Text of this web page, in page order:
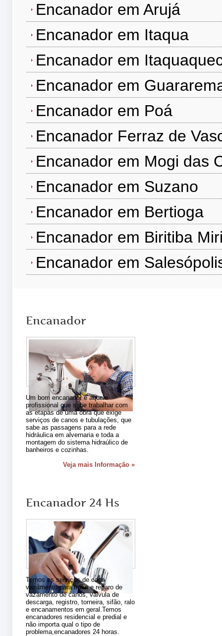
Encanador em Arujá
Encanador em Itaqua
Encanador em
Encanador em
Encanador em Poá
Encanador Ferraz de
Encanador em Mogi das
Encanador em Suzano
Encanador em Bertioga
Encanador em Biritiba
Encanador em
Encanador
Um bom encanador é aquele
profissional que sabe trabalhar com
as etapas de uma obra que exige
serviços de canos e tubulações, que
sabe as passagens para a rede
hidráulica em alvernaria e toda a
montagem do sistema hidraúlico de
banheiros e cozinhas.
Veja mais Informação »
Encanador 24 Hs
Temos os serviços de caça
vazamento para troca e reparo de
vazamento de canos, válvula de
descarga, registro, torneira, sifão, ralo
e encanamentos em geral.Temos
encanadores residencial e predial e
não importa qual o tipo de
problema,encanadores 24 horas.